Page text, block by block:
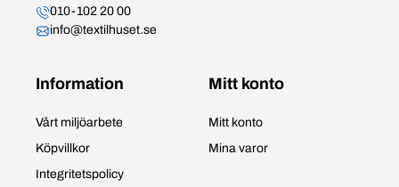
010-102 20 00
info@textilhuset.se
Information
Vårt miljöarbete
Köpvillkor
Integritetspolicy
Mitt konto
Mitt konto
Mina varor